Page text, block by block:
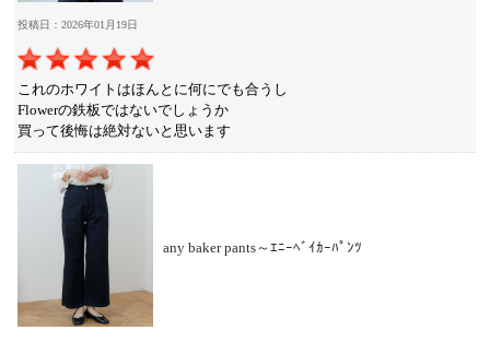
投稿日：2026年01月19日
これのホワイトはほんとに何にでも合うし
Flowerの鉄板ではないでしょうか
買って後悔は絶対ないと思います
any baker pants～ｴﾆｰﾍﾞｲｶｰﾊﾟﾝﾂ